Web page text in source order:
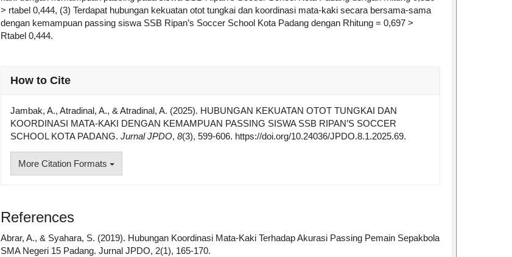
> rtabel 0,444, (3) Terdapat hubungan kekuatan otot tungkai dan koordinasi mata-kaki secara bersama-sama
dengan kemampuan passing siswa SSB Ripan’s Soccer School Kota Padang dengan Rhitung = 0,697 >
Rtabel 0,444.
##plugins.themes.academic_pro.article.details##
How to Cite
Jambak, A., Atradinal, A., & Atradinal, A. (2025). HUBUNGAN KEKUATAN OTOT TUNGKAI DAN
KOORDINASI MATA-KAKI DENGAN KEMAMPUAN PASSING SISWA SSB RIPAN’S SOCCER
SCHOOL KOTA PADANG. Jurnal JPDO, 8(3), 599-606. https://doi.org/10.24036/JPDO.8.1.2025.69.
More Citation Formats
References
Abrar, A., & Syahara, S. (2019). Hubungan Koordinasi Mata-Kaki Terhadap Akurasi Passing Pemain Sepakbola
SMA Negeri 15 Padang. Jurnal JPDO, 2(1), 165-170.